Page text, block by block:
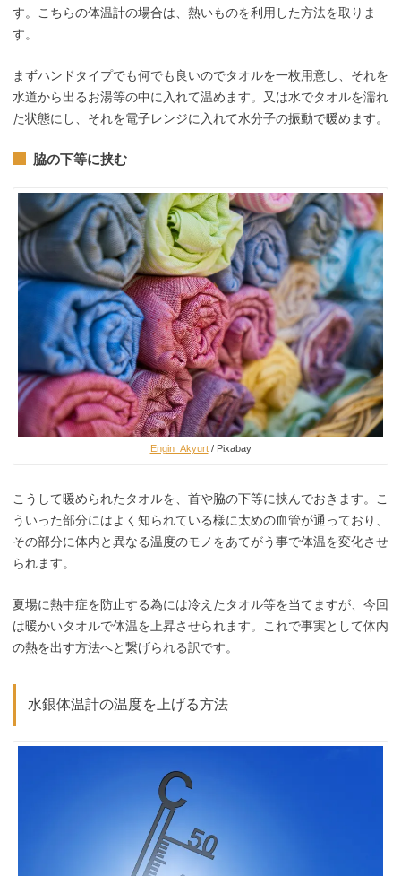
す。こちらの体温計の場合は、熱いものを利用した方法を取りま
す。
まずハンドタイプでも何でも良いのでタオルを一枚用意し、それを
水道から出るお湯等の中に入れて温めます。又は水でタオルを濡れ
た状態にし、それを電子レンジに入れて水分子の振動で暖めます。
脇の下等に挟む
Engin_Akyurt/ Pixabay
こうして暖められたタオルを、首や脇の下等に挟んでおきます。こ
ういった部分にはよく知られている様に太めの血管が通っており、
その部分に体内と異なる温度のモノをあてがう事で体温を変化させ
られます。
夏場に熱中症を防止する為には冷えたタオル等を当てますが、今回
は暖かいタオルで体温を上昇させられます。これで事実として体内
の熱を出す方法へと繋げられる訳です。
水銀体温計の温度を上げる方法